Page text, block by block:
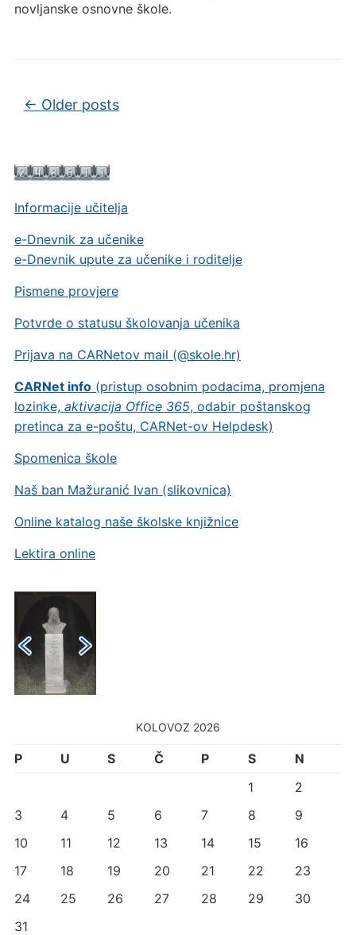
Informacije učitelja
e-Dnevnik za učenike
e-Dnevnik upute za učenike i roditelje
Pismene provjere
Potvrde o statusu školovanja učenika
Prijava na CARNetov mail (@skole.hr)
CARNet info(pristup osobnim podacima, promjena
lozinke, aktivacija Office 365, odabir poštanskog
pretinca za e-poštu, CARNet-ov Helpdesk)
Spomenica škole
Naš ban Mažuranić Ivan (slikovnica)
Online katalog naše školske knjižnice
Lektira online
novljanske osnovne škole.
Post navigation
← Older posts
KOLOVOZ 2026
P U S Č P S
N
1
2
3
4 5 6 7 8
9
10
11 12 13 14 15
16
17
18 19 20 21 22
23
24
25 26 27 28 29
30
31